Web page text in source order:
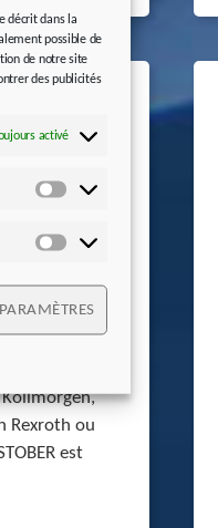
décrit dans la
possible de
de notre site
des publicités
activé
Statistiques
Commercialisation
Party +
STOBER
régulateurs de
Kollmorgen,
Rexroth ou
est